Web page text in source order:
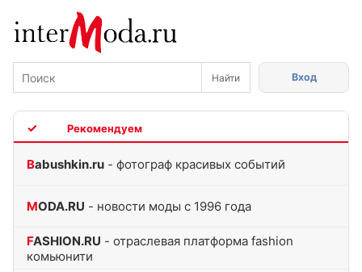
Вход
Babushkin.ru - фотограф красивых событий
MODA.RU - новости моды с 1996 года
FASHION.RU - отраслевая платформа fashion
комьюнити